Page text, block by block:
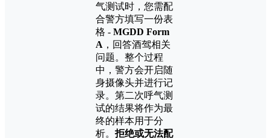
气测试时，您需配
合警方填写一份表
格 - MGDD Form
A ，回答酒驾相关
问题。整个过程
中，警方会开启随
身摄像头并进行记
录。第二次呼气测
试的结果将作为最
终的样本用于分
析。 拒绝或无法配